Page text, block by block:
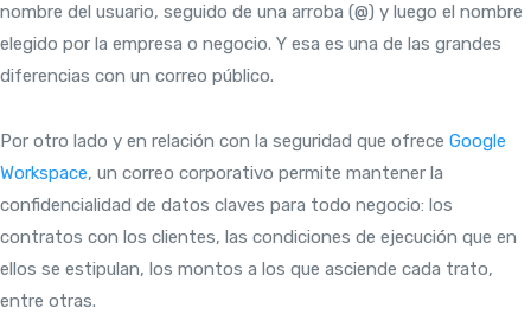
nombre del usuario, seguido de una arroba (@) y luego el nombre
elegido por la empresa o negocio. Y esa es una de las grandes
diferencias con un correo público.
Por otro lado y en relación con la seguridad que ofrece Google
Workspace, un correo corporativo permite mantener la
confidencialidad de datos claves para todo negocio: los
contratos con los clientes, las condiciones de ejecución que en
ellos se estipulan, los montos a los que asciende cada trato,
entre otras.